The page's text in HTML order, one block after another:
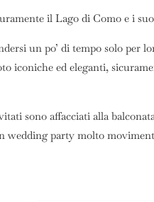
il Lago di Como e i
un po’ di tempo solo per
iconiche ed eleganti,
sono affacciati alla
wedding party molto